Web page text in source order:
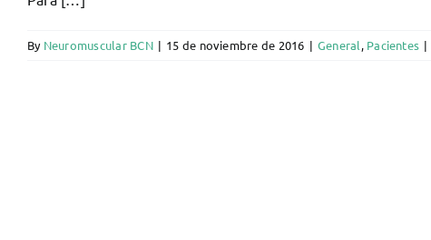
By Neuromuscular BCN | 15 de noviembre de 2016 | General, Pacientes |